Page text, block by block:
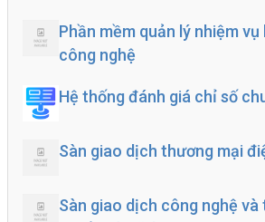
Phần mềm quản lý nhiệm
công nghệ
Hệ thống đánh giá chỉ số
Sàn giao dịch thương mại
Sàn giao dịch công nghệ